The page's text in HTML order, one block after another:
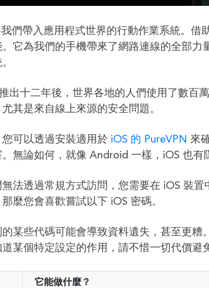
們帶入應用程式世界的行動作業系統。
它為我們的手機帶來了網路連線的全部
出十二年後，世界各地的人們使用了數百
其是來自線上來源的安全問題。
可以透過安裝適用於 iOS 的 PureVPN 來
無論如何，就像 Android 一樣，iOS 也
法透過常規方式訪問，您需要在 iOS 裝
麼您會喜歡嘗試以下 iOS 密碼。
的某些代碼可能會導致資料遺失，甚至更
某個特定設定的作用，請不惜一切代價避
它能做什麼？